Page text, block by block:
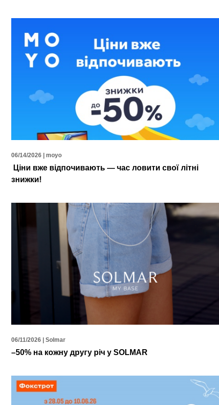
06/14/2026 | moyo
Ціни вже відпочивають — час ловити свої літні
знижки!
06/11/2026 | Solmar
–50% на кожну другу річ у SOLMAR